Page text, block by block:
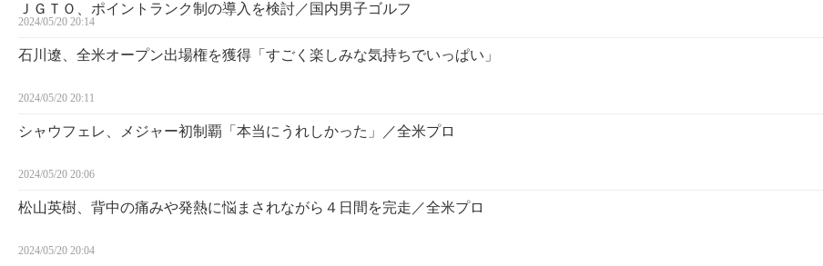
ＪＧＴＯ、ポイントランク制の導入を検討／国内男子ゴルフ
2024/05/20 20:14
石川遼、全米オープン出場権を獲得「すごく楽しみな気持ちでいっぱい」
2024/05/20 20:11
シャウフェレ、メジャー初制覇「本当にうれしかった」／全米プロ
2024/05/20 20:06
松山英樹、背中の痛みや発熱に悩まされながら４日間を完走／全米プロ
2024/05/20 20:04